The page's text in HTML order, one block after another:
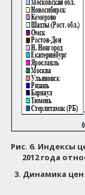
Рис. 6. Индексы
2012 года
3. Динамика